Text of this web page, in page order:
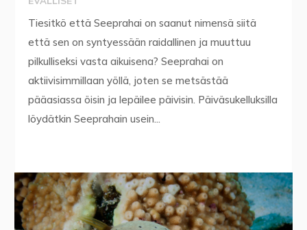
Tiesitkö että Seeprahai on saanut nimensä siitä
että sen on syntyessään raidallinen ja muuttuu
pilkulliseksi vasta aikuisena? Seeprahai on
aktiivisimmillaan yöllä, joten se metsästää
pääasiassa öisin ja lepäilee päivisin. Päiväsukelluksilla
löydätkin Seeprahain usein...